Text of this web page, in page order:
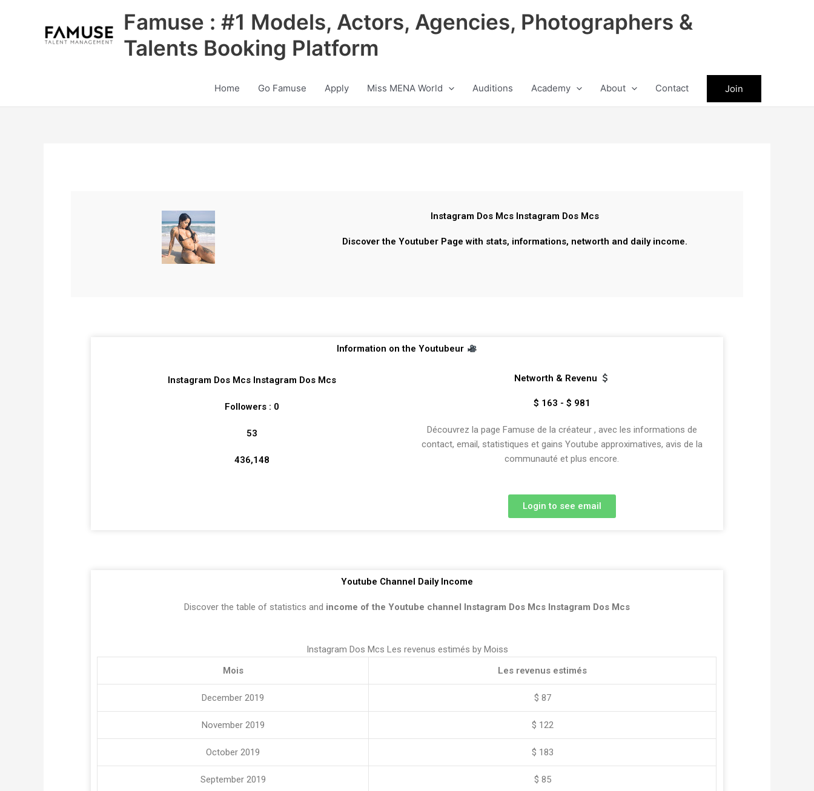
Famuse : #1 Models, Actors, Agencies, Photographers &
Talents Booking Platform
Home Go Famuse Apply Miss MENA World Auditions Academy About Contact Join
Instagram Dos Mcs Instagram Dos Mcs
Discover the Youtuber Page with stats, informations, networth and daily income.
Information on the Youtubeur
Instagram Dos Mcs Instagram Dos Mcs
Followers : 0
53
436,148
Networth & Revenu
$ 163 - $ 981
Découvrez la page Famuse de la créateur , avec les informations de
contact, email, statistiques et gains Youtube approximatives, avis de la
communauté et plus encore.
Login to see email
Youtube Channel Daily Income
Discover the table of statistics and income of the Youtube channel Instagram Dos Mcs Instagram Dos Mcs
Instagram Dos Mcs Les revenus estimés by Moiss
Mois
Les revenus estimés
December 2019 $ 87
November 2019 $ 122
October 2019 $ 183
September 2019 $ 85